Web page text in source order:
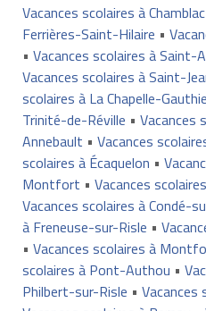
Vacances scolaires à Chamblac
Ferrières-Saint-Hilaire •
• Vacances scolaires à Saint-
Vacances scolaires à Saint-
scolaires à La Chapelle-
Trinité-de-Réville • Vacances
Annebault • Vacances
scolaires à Écaquelon •
Montfort • Vacances
Vacances scolaires à Condé-
à Freneuse-sur-Risle •
• Vacances scolaires à
scolaires à Pont-Authou •
Philbert-sur-Risle • Vacances